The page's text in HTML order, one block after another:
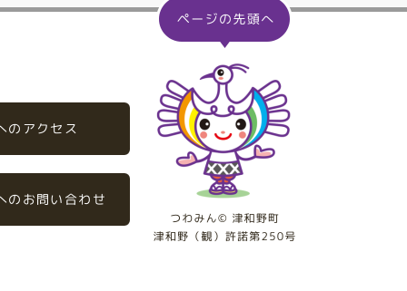
のアクセス
のお問い合わせ